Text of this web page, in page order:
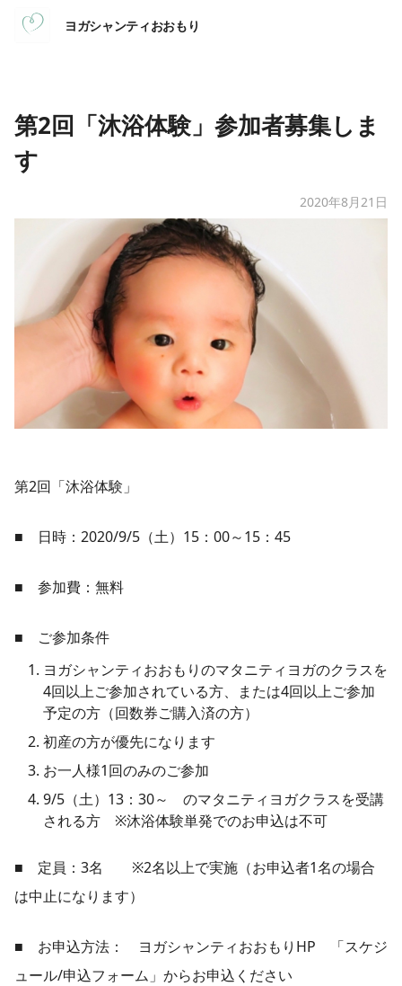
ヨガシャンティおおもり
第2回「沐浴体験」参加者募集しま
す
2020年8月21日
第2回「沐浴体験」
■ 日時：2020/9/5（土）15：00～15：45
■ 参加費：無料
■ ご参加条件
ヨガシャンティおおもりのマタニティヨガのクラスを
4回以上ご参加されている方、または4回以上ご参加
予定の方（回数券ご購入済の方）
初産の方が優先になります
お一人様1回のみのご参加
9/5（土）13：30～ のマタニティヨガクラスを受講
される方 ※沐浴体験単発でのお申込は不可
■ 定員：3名 ※2名以上で実施（お申込者1名の場合
は中止になります）
■ お申込方法： ヨガシャンティおおもりHP 「スケジ
ュール/申込フォーム」からお申込ください